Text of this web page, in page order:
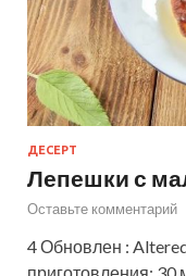
ДЕСЕРТ
Лепешки с
Оставьте комментарий
4 Обновлен :